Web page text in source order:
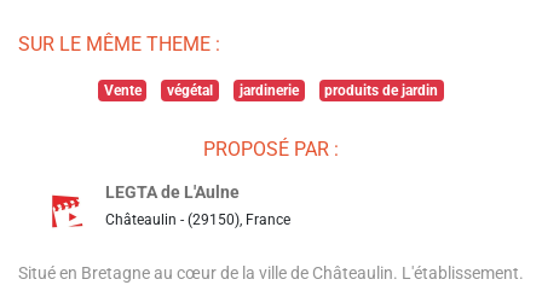
SUR LE MÊME THEME :
Vente végétal jardinerie produits de jardin
PROPOSÉ PAR :
LEGTA de L'Aulne
Châteaulin - (29150), France
Situé en Bretagne au cœur de la ville de Châteaulin. L'établissement.